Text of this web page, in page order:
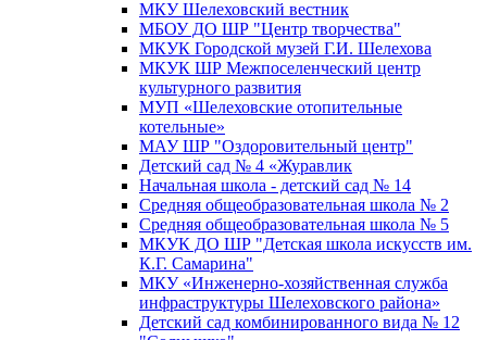
МКУ Шелеховский вестник
МБОУ ДО ШР "Центр творчества"
МКУК Городской музей Г.И. Шелехова
МКУК ШР Межпоселенческий центр
культурного развития
МУП «Шелеховские отопительные
котельные»
МАУ ШР "Оздоровительный центр"
Детский сад № 4 «Журавлик
Начальная школа - детский сад № 14
Средняя общеобразовательная школа № 2
Средняя общеобразовательная школа № 5
МКУК ДО ШР "Детская школа искусств им.
К.Г. Самарина"
МКУ «Инженерно-хозяйственная служба
инфраструктуры Шелеховского района»
Детский сад комбинированного вида № 12